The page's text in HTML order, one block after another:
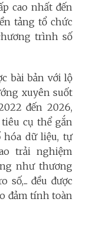
cao nhất đến
tảng tổ chức
trình số
bài bản với lộ
xuyên suốt
đến 2026,
cụ thể gắn
hóa dữ liệu, tự
trải nghiệm
như thương
số,... đều được
đảm tính toàn